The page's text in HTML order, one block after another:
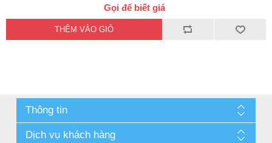
Gọi để biết giá
Thông tin
Dịch vụ khách hàng